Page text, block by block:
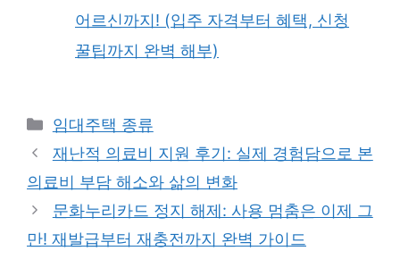
어르신까지! (입주 자격부터 혜택, 신청
꿀팁까지 완벽 해부)
Categories
임대주택 종류
재난적 의료비 지원 후기: 실제 경험담으로 본
의료비 부담 해소와 삶의 변화
문화누리카드 정지 해제: 사용 멈춤은 이제 그
만! 재발급부터 재충전까지 완벽 가이드